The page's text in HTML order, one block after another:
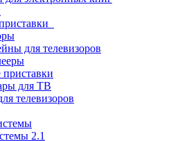
для телевизоров
для ТВ
телевизоров
2.1